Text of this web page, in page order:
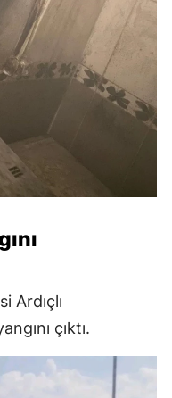
Ardıçlı
çıktı.